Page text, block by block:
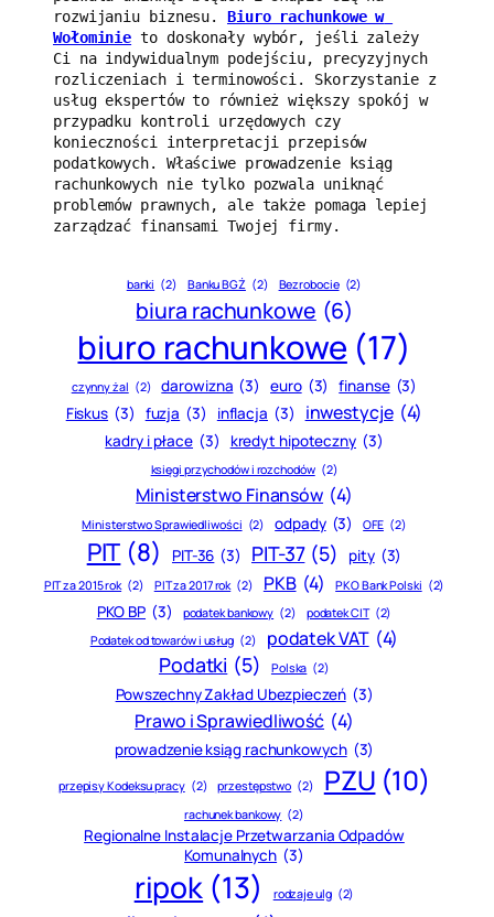
rozwijaniu biznesu. Biuro rachunkowe w
Wołominie to doskonały wybór, jeśli zależy
Ci na indywidualnym podejściu, precyzyjnych
rozliczeniach i terminowości. Skorzystanie z
usług ekspertów to również większy spokój w
przypadku kontroli urzędowych czy
konieczności interpretacji przepisów
podatkowych. Właściwe prowadzenie ksiąg
rachunkowych nie tylko pozwala uniknąć
problemów prawnych, ale także pomaga lepiej
zarządzać finansami Twojej firmy.
banki (2) Banku BGŻ (2) Bezrobocie (2)
biura rachunkowe (6)
biuro rachunkowe (17)
czynny żal (2) darowizna (3) euro (3) finanse (3)
Fiskus (3) fuzja (3) inflacja (3) inwestycje (4)
kadry i płace (3) kredyt hipoteczny (3)
księgi przychodów i rozchodów (2)
Ministerstwo Finansów (4)
Ministerstwo Sprawiedliwości (2) odpady (3) OFE (2)
PIT (8) PIT-36 (3) PIT-37 (5) pity (3)
PIT za 2015 rok (2) PIT za 2017 rok (2) PKB (4) PKO Bank Polski (2)
PKO BP (3) podatek bankowy (2) podatek CIT (2)
Podatek od towarów i usług (2) podatek VAT (4)
Podatki (5) Polska (2)
Powszechny Zakład Ubezpieczeń (3)
Prawo i Sprawiedliwość (4)
prowadzenie ksiąg rachunkowych (3)
przepisy Kodeksu pracy (2) przestępstwo (2) PZU (10)
rachunek bankowy (2)
Regionalne Instalacje Przetwarzania Odpadów
Komunalnych (3)
ripok (13) rodzaje ulg (2)